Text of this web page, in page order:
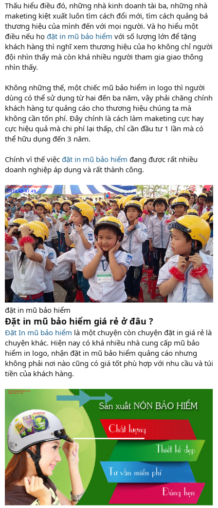
Thấu hiểu điều đó, những nhà kinh doanh tài ba, những nhà
maketing kiệt xuất luôn tìm cách đổi mới, tìm cách quảng bá
thương hiệu của mình đến với mọi người. Và họ hiểu một
điều nếu họ đặt in mũ bảo hiểm với số lượng lớn để tặng
khách hàng thì nghĩ xem thương hiệu của họ không chỉ người
đội nhìn thấy mà còn khá nhiều người tham gia giao thông
nhìn thấy.
Không những thế, một chiếc mũ bảo hiểm in logo thì người
dùng có thể sử dụng từ hai đến ba năm, vậy phải chăng chính
khách hàng tự quảng cáo cho thương hiệu chúng ta mà
không cần tốn phí. Đây chính là cách làm maketing cực hay
cực hiệu quả mà chi phí lại thấp, chỉ cần đầu tư 1 lần mà có
thể hữu dụng đến 3 năm.
Chính vì thế việc đặt in mũ bảo hiểm đang được rất nhiều
doanh nghiệp áp dụng và rất thành công.
đặt in mũ bảo hiểm
Đặt in mũ bảo hiểm giá rẻ ở đâu ?
Đặt In mũ bảo hiểm là một chuyện còn chuyện đặt in giá rẻ là
chuyện khác. Hiện nay có khá nhiều nhà cung cấp mũ bảo
hiểm in logo, nhận đặt in mũ bảo hiểm quảng cáo nhưng
không phải nơi nào cũng có giá tốt phù hợp với nhu cầu và túi
tiền của khách hàng.